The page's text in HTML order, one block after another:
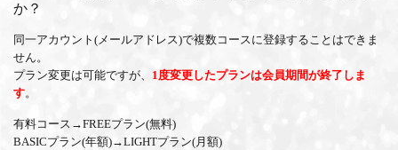
か？
同一アカウント(メールアドレス)で複数コースに登録することはできま
せん。
プラン変更は可能ですが、 1度変更したプランは会員期間が終了しま
す。
有料コース→FREEプラン(無料)
BASICプラン(年額)→LIGHTプラン(月額)